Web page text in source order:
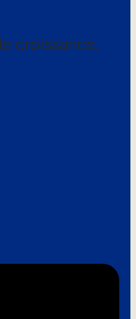
croissance.